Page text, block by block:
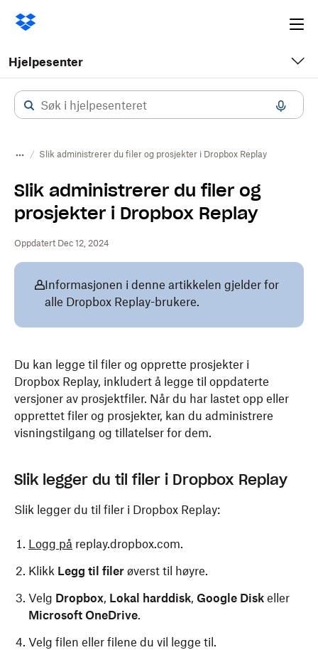
Hjelpesenter
Slik administrerer du filer og prosjekter i Dropbox Replay
Slik administrerer du filer og
prosjekter i Dropbox Replay
Oppdatert Dec 12, 2024
Informasjonen i denne artikkelen gjelder for
alle Dropbox Replay-brukere.
Du kan legge til filer og opprette prosjekter i
Dropbox Replay, inkludert å legge til oppdaterte
versjoner av prosjektfiler. Når du har lastet opp eller
opprettet filer og prosjekter, kan du administrere
visningstilgang og tillatelser for dem.
Slik legger du til filer i Dropbox Replay
Slik legger du til filer i Dropbox Replay:
Logg på replay.dropbox.com.
Klikk Legg til filer øverst til høyre.
Velg Dropbox, Lokal harddisk, Google Disk eller
Microsoft OneDrive.
Velg filen eller filene du vil legge til.